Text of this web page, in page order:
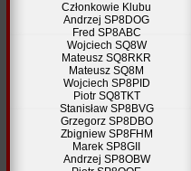
Członkowie Klubu
Andrzej SP8DOG
Fred SP8ABC
Wojciech SQ8W
Mateusz SQ8RKR
Mateusz SQ8M
Wojciech SP8PID
Piotr SQ8TKT
Stanisław SP8BVG
Grzegorz SP8DBO
Zbigniew SP8FHM
Marek SP8GII
Andrzej SP8OBW